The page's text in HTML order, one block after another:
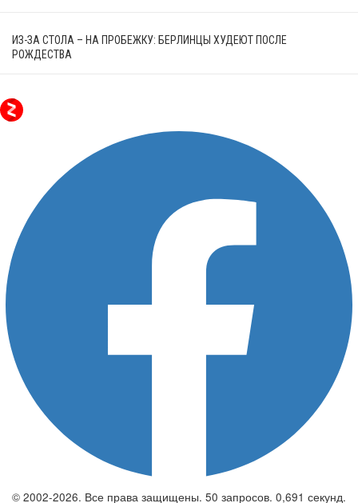
ИЗ-ЗА СТОЛА – НА ПРОБЕЖКУ: БЕРЛИНЦЫ ХУДЕЮТ ПОСЛЕ
РОЖДЕСТВА
© 2002-2026. Все права защищены. 50 запросов. 0,691 секунд.